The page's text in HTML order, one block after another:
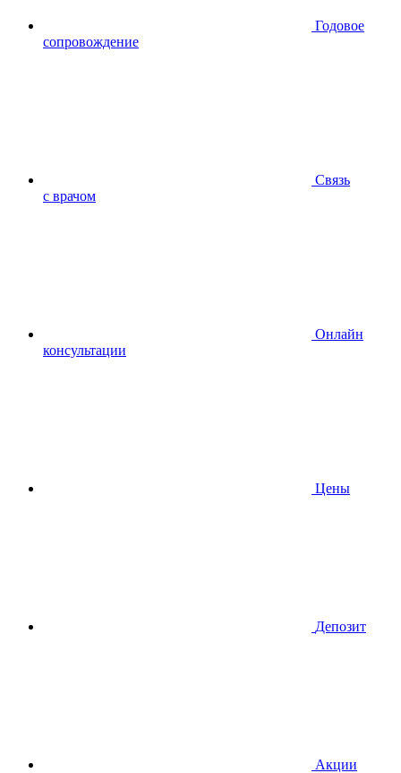
Годовое
сопровождение
Связь
с врачом
Онлайн
консультации
Цены
Депозит
Акции